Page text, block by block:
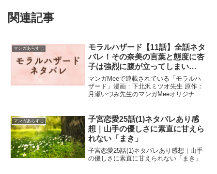
関連記事
マンガあらすじ
モラルハザード【11話】全話ネタ
バレ！その奈美の言葉と態度に杏
子は強烈に腹が立ってしまい…
マンガMeeで連載されている「モラルハ
ザード」漫画：下北沢ミツオ先生 原作：
月瀬いづみ先生のマンガMeeオリジナル
真琴にえぇ…と言ったら、その話を聞い
ていた奈美が上から目線で、上手くでき
なかったのかな？と偉そうに言ったの
だ。その奈美の言葉と態度に杏子は強烈
に腹が立ってしまい、顔を強ばらせてい
たのです。
マンガあらすじ
子宮恋愛25話(1)ネタバレあり感
想｜山手の優しさに素直に甘えら
れない「まき」
子宮恋愛25話(1)ネタバレあり感想｜山手
の優しさに素直に甘えられない「まき」